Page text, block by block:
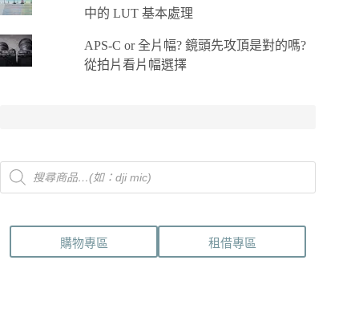
中的 LUT 基本處理
APS-C or 全片幅? 鏡頭先攻頂是對的嗎?
從拍片看片幅選擇
Products
search
購物專區 租借專區